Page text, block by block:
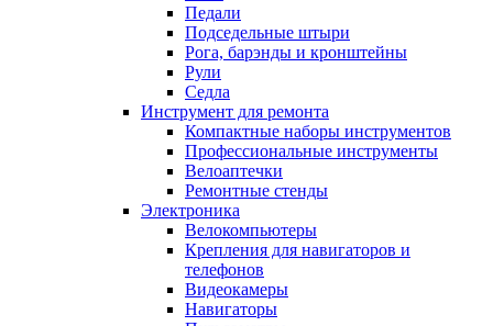
Педали
Подседельные штыри
Рога, барэнды и кронштейны
Рули
Седла
Инструмент для ремонта
Компактные наборы инструментов
Профессиональные инструменты
Велоаптечки
Ремонтные стенды
Электроника
Велокомпьютеры
Крепления для навигаторов и
телефонов
Видеокамеры
Навигаторы